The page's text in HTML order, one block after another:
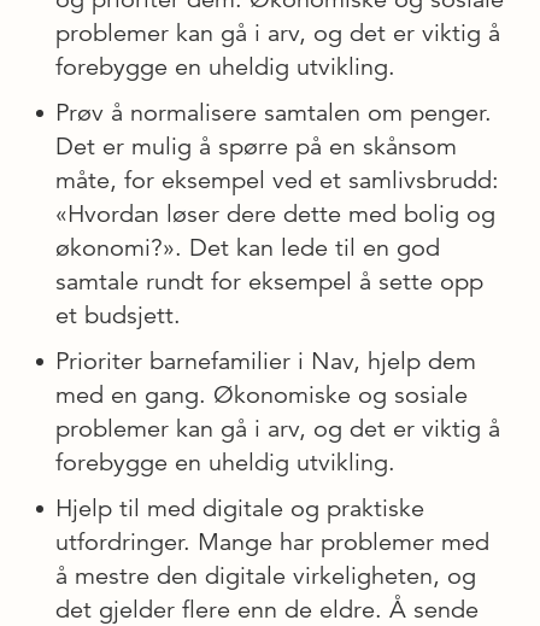
problemer kan gå i arv, og det er viktig å
forebygge en uheldig utvikling.
Prøv å normalisere samtalen om penger.
Det er mulig å spørre på en skånsom
måte, for eksempel ved et samlivsbrudd:
«Hvordan løser dere dette med bolig og
økonomi?». Det kan lede til en god
samtale rundt for eksempel å sette opp
et budsjett.
Prioriter barnefamilier i Nav, hjelp dem
med en gang. Økonomiske og sosiale
problemer kan gå i arv, og det er viktig å
forebygge en uheldig utvikling.
Hjelp til med digitale og praktiske
utfordringer. Mange har problemer med
å mestre den digitale virkeligheten, og
det gjelder flere enn de eldre. Å sende